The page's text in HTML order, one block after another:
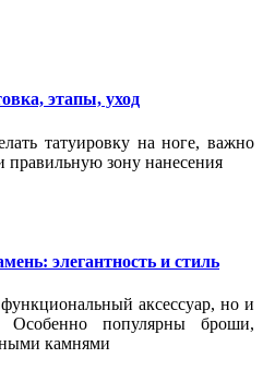
этапы, уход
татуировку на ноге, важно
правильную зону нанесения
элегантность и стиль
аксессуар, но и
Особенно популярны броши,
камнями